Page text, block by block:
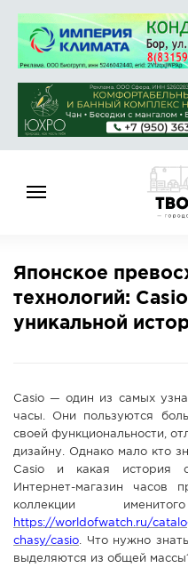
НОВОСТИ
СПРАВОЧНИК
СПРАВКА
КАМЕРЫ
КОНКУРСЫ
СТАТЬИ
ПРЕДЛОЖИТЬ
Японское
технологий:
уникальной
Casio — один из самых
часы. Они пользуются
своей функциональности,
дизайну. Однако мало кто
Casio и какая история
Интернет-магазин часов
коллекции
https://worldofwatch.ru/
chasy/casio . Что нужно
выделяются из общей